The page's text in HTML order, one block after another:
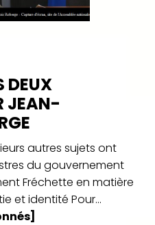
DEUX
JEAN-
autres sujets ont
du gouvernement
Fréchette en matière
et identité Pour...